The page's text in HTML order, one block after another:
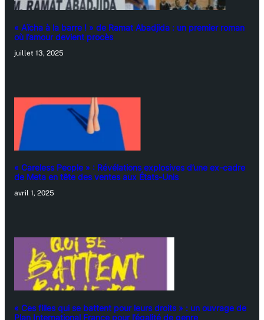
« Aïcha à la barre ! » de Ramat Abadjida : un premier roman
où l’amour devient procès
juillet 13, 2025
« Careless People » : Révélations explosives d’une ex-cadre
de Meta en tête des ventes aux États-Unis
avril 1, 2025
« Ces filles qui se battent pour leurs droits » : un ouvrage de
Plan International France pour l’égalité de genre